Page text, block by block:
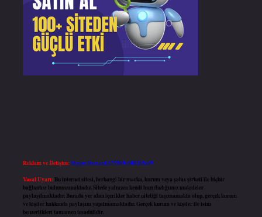
Reklam ve İletişim:Skype: live:.cid.575569c608265c69
Yasal Uyarı: Bu internet sitesi, herhangi bir marka, kurum veya şahıs şirketi ile hiçbir
bağlantısı bulunmamaktadır. Sitede yalnızca kendi hazırladığımız makaleler
paylaşılmaktadır. Burada yer alan içerikler haber niteliği taşımamakta olup, gerçek kurum
ve kişiler hakkında paylaşım yapılmamaktadır. Gerçek kurum ve kişiler ile isim
benzerlikleri tamamen tesadüfidir.